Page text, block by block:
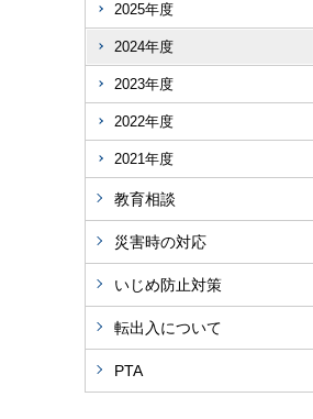
2025年度
2024年度
2023年度
2022年度
2021年度
教育相談
災害時の対応
いじめ防止対策
転出入について
PTA